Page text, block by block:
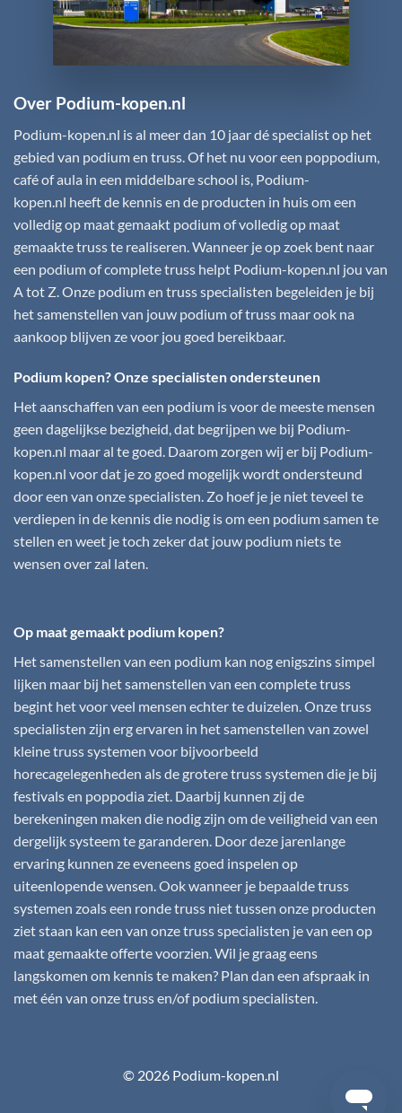
Over Podium-kopen.nl
Podium-kopen.nl is al meer dan 10 jaar dé specialist op het
gebied van podium en truss. Of het nu voor een poppodium,
café of aula in een middelbare school is, Podium-
kopen.nl heeft de kennis en de producten in huis om een
volledig op maat gemaakt podium of volledig op maat
gemaakte truss te realiseren. Wanneer je op zoek bent naar
een podium of complete truss helpt Podium-kopen.nl jou van
A tot Z. Onze podium en truss specialisten begeleiden je bij
het samenstellen van jouw podium of truss maar ook na
aankoop blijven ze voor jou goed bereikbaar.
Podium kopen? Onze specialisten ondersteunen
Het aanschaffen van een podium is voor de meeste mensen
geen dagelijkse bezigheid, dat begrijpen we bij Podium-
kopen.nl maar al te goed. Daarom zorgen wij er bij Podium-
kopen.nl voor dat je zo goed mogelijk wordt ondersteund
door een van onze specialisten. Zo hoef je je niet teveel te
verdiepen in de kennis die nodig is om een podium samen te
stellen en weet je toch zeker dat jouw podium niets te
wensen over zal laten.
Op maat gemaakt podium kopen?
Het samenstellen van een podium kan nog enigszins simpel
lijken maar bij het samenstellen van een complete truss
begint het voor veel mensen echter te duizelen. Onze truss
specialisten zijn erg ervaren in het samenstellen van zowel
kleine truss systemen voor bijvoorbeeld
horecagelegenheden als de grotere truss systemen die je bij
festivals en poppodia ziet. Daarbij kunnen zij de
berekeningen maken die nodig zijn om de veiligheid van een
dergelijk systeem te garanderen. Door deze jarenlange
ervaring kunnen ze eveneens goed inspelen op
uiteenlopende wensen. Ook wanneer je bepaalde truss
systemen zoals een ronde truss niet tussen onze producten
ziet staan kan een van onze truss specialisten je van een op
maat gemaakte offerte voorzien. Wil je graag eens
langskomen om kennis te maken? Plan dan een afspraak in
met één van onze truss en/of podium specialisten.
© 2026 Podium-kopen.nl